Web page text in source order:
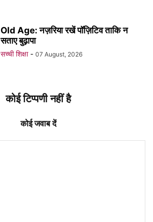
Old Age: नज़रिया रखें पॉज़िटिव ताकि न
सताए बुढ़ापा
सच्ची शिक्षा - 07 August, 2026
कोई टिप्पणी नहीं है
कोई जवाब दें